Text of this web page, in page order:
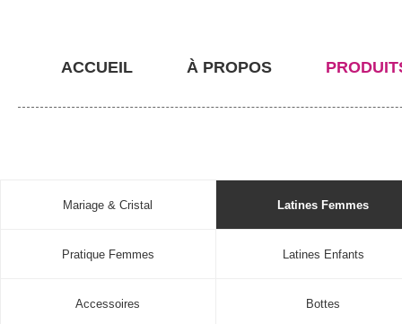
ACCUEIL À PROPOS
Mariage & Cristal Latines Femmes
Pratique Femmes Latines Enfants
Accessoires Bottes